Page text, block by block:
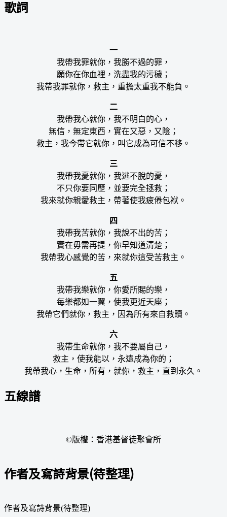
歌詞
一
我帶我罪就你，我勝不過的罪，
願你在你血裡，洗盡我的污穢；
我帶我罪就你，救主，重擔太重我不能負。
二
我帶我心就你，我不明白的心，
無信，無定東西，實在又惡，又陰；
救主，我今帶它就你，叫它成為可信不移。
三
我帶我憂就你，我逃不脫的憂，
不只你要同歷，並要完全拯救；
我來就你親愛救主，帶著使我疲倦包袱。
四
我帶我苦就你，我說不出的苦；
實在毋需再提，你早知道清楚；
我帶我心感覺的苦，來就你這受苦救主。
五
我帶我樂就你，你愛所賜的樂，
每樂都如一翼，使我更近天座；
我帶它們就你，救主，因為所有來自救贖。
六
我帶生命就你，我不要屬自己，
救主，使我能以，永遠成為你的；
我帶我心，生命，所有，就你，救主，直到永久。
五線譜
©版權：香港基督徒聚會所
作者及寫詩背景(待整理)
作者及寫詩背景(待整理)